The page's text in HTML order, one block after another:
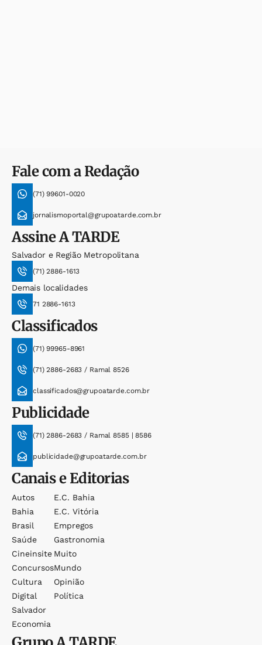
Fale com a Redação
(71) 99601-0020
jornalismoportal@grupoatarde.com.br
AssineA TARDE
Salvador e Região Metropolitana
(71) 2886-1613
Demais localidades
71 2886-1613
Classificados
(71) 99965-8961
(71) 2886-2683 / Ramal 8526
classificados@grupoatarde.com.br
Publicidade
(71) 2886-2683 / Ramal 8585 | 8586
publicidade@grupoatarde.com.br
Canais e Editorias
Autos
Bahia
Brasil
Saúde
Cineinsite
Concursos
Cultura
Digital
Salvador
Economia
E.c. Bahia
E.c. Vitória
Empregos
Gastronomia
Muito
Mundo
Opinião
Política